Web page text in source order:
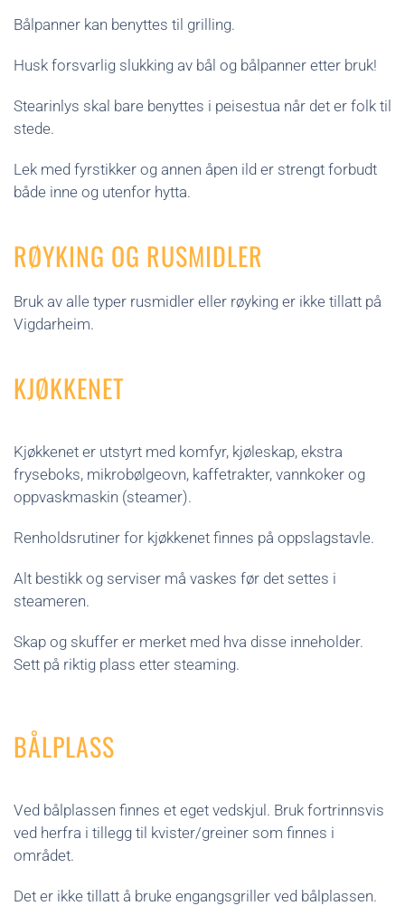
Bålpanner kan benyttes til grilling.
Husk forsvarlig slukking av bål og bålpanner etter bruk!
Stearinlys skal bare benyttes i peisestua når det er folk til
stede.
Lek med fyrstikker og annen åpen ild er strengt forbudt
både inne og utenfor hytta.
RØYKING OG RUSMIDLER
Bruk av alle typer rusmidler eller røyking er ikke tillatt på
Vigdarheim.
KJØKKENET
Kjøkkenet er utstyrt med komfyr, kjøleskap, ekstra
fryseboks, mikrobølgeovn, kaffetrakter, vannkoker og
oppvaskmaskin (steamer).
Renholdsrutiner for kjøkkenet finnes på oppslagstavle.
Alt bestikk og serviser må vaskes før det settes i
steameren.
Skap og skuffer er merket med hva disse inneholder.
Sett på riktig plass etter steaming.
BÅLPLASS
Ved bålplassen finnes et eget vedskjul. Bruk fortrinnsvis
ved herfra i tillegg til kvister/greiner som finnes i
området.
Det er ikke tillatt å bruke engangsgriller ved bålplassen.